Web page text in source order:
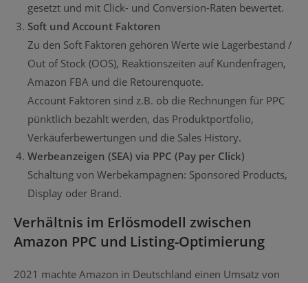
gesetzt und mit Click- und Conversion-Raten bewertet.
Soft und Account Faktoren
Zu den Soft Faktoren gehören Werte wie Lagerbestand /
Out of Stock (OOS), Reaktionszeiten auf Kundenfragen,
Amazon FBA und die Retourenquote.
Account Faktoren sind z.B. ob die Rechnungen für PPC
pünktlich bezahlt werden, das Produktportfolio,
Verkäuferbewertungen und die Sales History.
Werbeanzeigen (SEA) via PPC (Pay per Click)
Schaltung von Werbekampagnen: Sponsored Products,
Display oder Brand.
Verhältnis im Erlösmodell zwischen
Amazon PPC und Listing-Optimierung
2021 machte Amazon in Deutschland einen Umsatz von